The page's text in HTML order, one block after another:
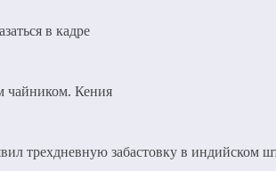
в кадре
чайником. Кения
трехдневную забастовку в индийском